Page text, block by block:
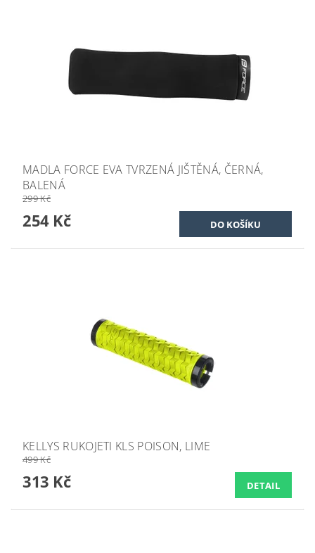
MADLA FORCE EVA TVRZENÁ JIŠTĚNÁ, ČERNÁ,
BALENÁ
299 Kč
254 Kč
KELLYS RUKOJETI KLS POISON, LIME
499 Kč
313 Kč DETAIL